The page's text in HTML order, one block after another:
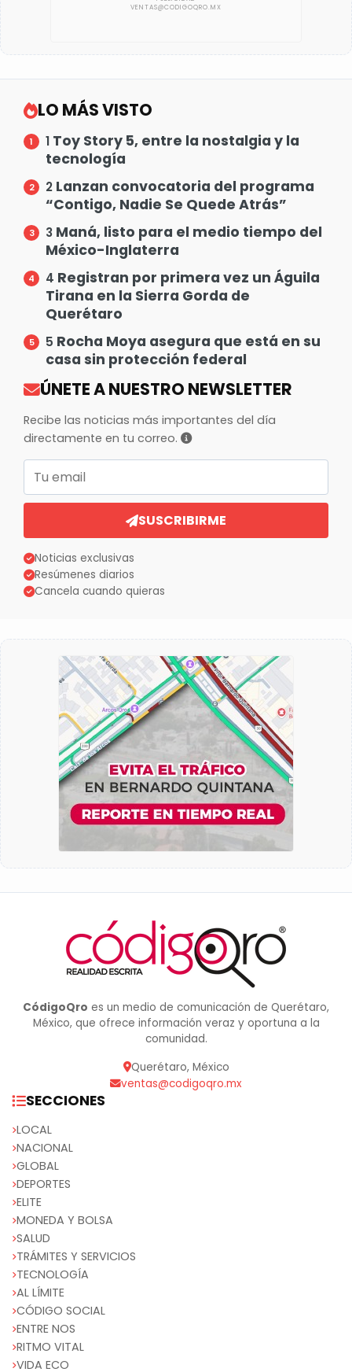
LO MÁS VISTO
1 Toy Story 5, entre la nostalgia y la
tecnología
2 Lanzan convocatoria del programa
“Contigo, Nadie Se Quede Atrás”
3 Maná, listo para el medio tiempo del
México-Inglaterra
4 Registran por primera vez un Águila
Tirana en la Sierra Gorda de
Querétaro
5 Rocha Moya asegura que está en su
casa sin protección federal
ÚNETE A NUESTRO NEWSLETTER
Recibe las noticias más importantes del día
directamente en tu correo.
Correo electrónico
SUSCRIBIRME
Noticias exclusivas
Resúmenes diarios
Cancela cuando quieras
CódigoQro es un medio de comunicación de Querétaro,
México, que ofrece información veraz y oportuna a la
comunidad.
Querétaro, México
ventas@codigoqro.mx
SECCIONES
LOCAL
NACIONAL
GLOBAL
DEPORTES
ELITE
MONEDA Y BOLSA
SALUD
TRÁMITES Y SERVICIOS
TECNOLOGÍA
AL LÍMITE
CÓDIGO SOCIAL
ENTRE NOS
RITMO VITAL
VIDA ECO